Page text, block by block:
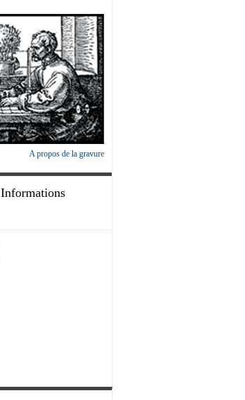
A propos de la gravure
Informations